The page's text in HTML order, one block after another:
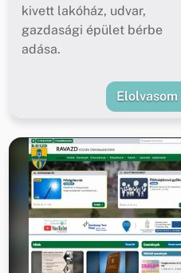
kivett lakóház, udvar,
gazdasági épület bérbe
adása.
Elolvasom